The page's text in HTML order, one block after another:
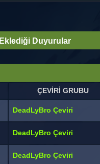
Eklediği Duyurular
ÇEVİRİ GRUBU
DeadLyBro Çeviri
DeadLyBro Çeviri
DeadLyBro Çeviri